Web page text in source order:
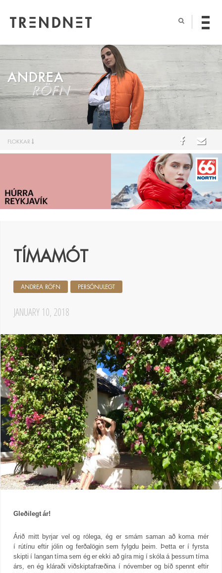
ANDREA
RÖFN
FLOKKAR
TÍMAMÓT
JANUARY 10, 2018
ANDREA RÖFN PERSÓNULEGT
Gleðilegt ár!
Árið mitt byrjar vel og rólega, ég er smám saman að koma mér
í rútínu eftir jólin og ferðalögin sem fylgdu þeim. Þetta er í fyrsta
skipti í langan tíma sem ég er ekki að gíra mig í skóla á þessum tíma
árs, en ég kláraði viðskiptafræðina í nóvember og bíð spennt eftir